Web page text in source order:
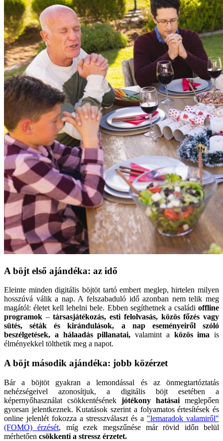
A böjt első ajándéka: az idő
Eleinte minden digitális böjtöt tartó embert meglep, hirtelen milyen
hosszúvá válik a nap. A felszabaduló idő azonban nem telik meg
magától: életet kell lehelni bele. Ebben segíthetnek a családi offline
programok –társasjátékozás, esti felolvasás, közös főzés vagy
sütés, séták és kirándulások, a nap eseményeiről szóló
beszélgetések, a hálaadás pillanatai, valamint a közös ima is
élményekkel tölthetik meg a napot.
A böjt második ajándéka: jobb közérzet
Bár a böjtöt gyakran a lemondással és az önmegtartóztatás
nehézségeivel azonosítjuk, a digitális böjt esetében a
képernyőhasználat csökkentésének jótékony hatásai meglepően
gyorsan jelentkeznek. Kutatások szerint a folyamatos értesítések és
online jelenlét fokozza a stresszválaszt és a "lemaradok valamiről"
(FOMO) érzését, míg ezek megszűnése már rövid időn belül
mérhetően csökkenti a stressz érzetet.